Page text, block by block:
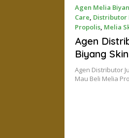
Agen Melia
Care, Distributor
Propolis, Melia
November 27,
Agen
Biyang
Agen Distributor
Mau Beli Melia